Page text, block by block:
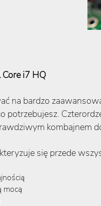
i7 HQ
na bardzo
potrzebujesz.
kombajnem
się przede
mocą